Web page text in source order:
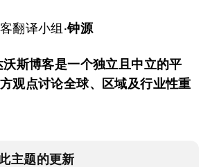
翻译小组·钟源
沃斯博客是一个独立且中立的平
观点讨论全球、区域及行业性重
主题的更新